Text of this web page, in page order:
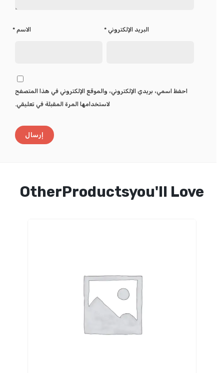
الاسم * البريد الإلكتروني*
احفظ اسمي، بريدي الإلكتروني، والموقع الإلكتروني في هذا المتصفح
لاستخدامها المرة المقبلة في تعليقي.
OtherProductsyou'll Love